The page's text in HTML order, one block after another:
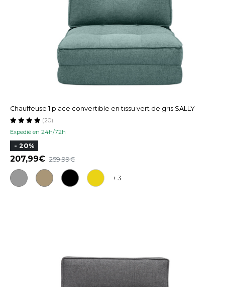
Chauffeuse 1 place convertible en tissu vert de gris SALLY
Expedié en 24h/72h
(20)
- 20%
207,99 259,99
+ 3